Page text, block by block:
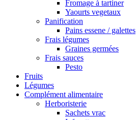
Fromage à tartiner
Yaourts vegetaux
Panification
Pains essene / galettes
Frais légumes
Graines germées
Frais sauces
Pesto
Fruits
Légumes
Complément alimentaire
Herboristerie
Sachets vrac